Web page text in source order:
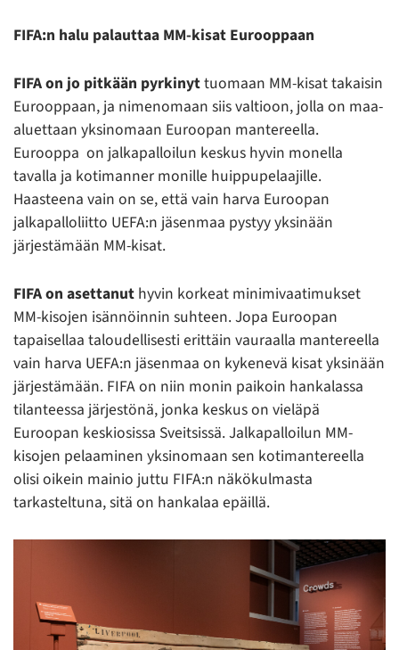
FIFA:n halu palauttaa MM-kisat Eurooppaan
FIFA on jo pitkään pyrkinyttuomaan MM-kisat takaisin
Eurooppaan, ja nimenomaan siis valtioon, jolla on maa-
aluettaan yksinomaan Euroopan mantereella.
Eurooppa on jalkapalloilun keskus hyvin monella
tavalla ja kotimanner monille huippupelaajille.
Haasteena vain on se, että vain harva Euroopan
jalkapalloliitto UEFA:n jäsenmaa pystyy yksinään
järjestämään MM-kisat.
FIFA on asettanut hyvin korkeat minimivaatimukset
MM-kisojen isännöinnin suhteen. Jopa Euroopan
tapaisellaa taloudellisesti erittäin vauraalla mantereella
vain harva UEFA:n jäsenmaa on kykenevä kisat yksinään
järjestämään. FIFA on niin monin paikoin hankalassa
tilanteessa järjestönä, jonka keskus on vieläpä
Euroopan keskiosissa Sveitsissä. Jalkapalloilun MM-
kisojen pelaaminen yksinomaan sen kotimantereella
olisi oikein mainio juttu FIFA:n näkökulmasta
tarkasteltuna, sitä on hankalaa epäillä.